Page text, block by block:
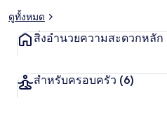
ดูทั้งหมด
สิ่งอำนวยความสะดวกหลัก
สำหรับครอบครัว (6)